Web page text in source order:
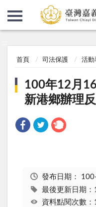
首頁 司法保護 活動
100年12月
新港鄉辦理
發布日期：
最後更新日期
資料點閱次數